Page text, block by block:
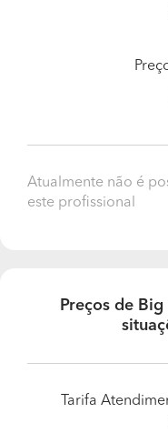
Atualmente não é
este profissional
Preços de
Tarifa